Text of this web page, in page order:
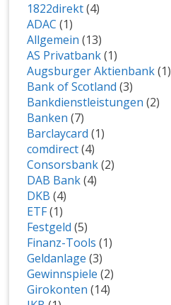
1822direkt(4)
ADAC (1)
Allgemein (13)
AS Privatbank(1)
Augsburger Aktienbank(1)
Bank of Scotland (3)
Bankdienstleistungen (2)
Banken (7)
Barclaycard (1)
comdirect(4)
Consorsbank(2)
DAB Bank(4)
DKB (4)
ETF(1)
Festgeld (5)
Finanz-Tools (1)
Geldanlage (3)
Gewinnspiele (2)
Girokonten (14)